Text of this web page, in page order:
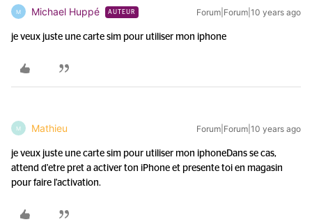
M Michael Huppé AUTEUR Forum|Forum|10 years ago
je veux juste une carte sim pour utiliser mon iphone
M Mathieu Forum|Forum|10 years ago
je veux juste une carte sim pour utiliser mon iphoneDans se cas,
attend d'etre pret a activer ton iPhone et presente toi en magasin
pour faire l'activation.